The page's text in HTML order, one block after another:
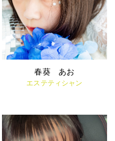
春葵 あお
エステティシャン